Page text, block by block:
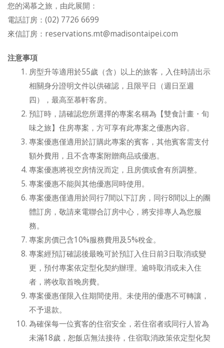
您的渴慕之旅，由此展開：
電話訂房：(02) 7726 6699
來信訂房： reservations.mt@madisontaipei.com
注意事項
房型升等適用於55歲（含）以上的旅客，入住時請出示
相關身分證明文件以供確認，且限平日（週日至週
四），最高至慕軒客房。
預訂時，請確認您所選擇的專案名稱為【雙食計畫・旬
味之旅】住房專案，方可享有此專案之優惠內容。
專案優惠僅適用於訂購此專案的賓客，其他賓客需支付
額外費用，且不含專案附贈商品或優惠。
專案優惠將視空房情況而定，且房價或會有所調整。
專案優惠不能與其他優惠同時使用。
專案優惠僅適用於同行7間以下訂房，同行8間以上的團
體訂房，敬請來電聯合訂房中心，將安排專人為您服
務。
專案房價已含10%服務費用及5%稅金。
專案經預訂確認後最晚可於預訂入住日前3日取消或變
更，預付專案依定型化契約辦理。逾時取消或未入住
者，將收取首晚房費。
專案優惠僅限入住期間使用。未使用的優惠不可轉讓，
不予退款。
為確保每一位賓客的住宿安全，若住宿者或同行人皆為
未滿18歲，恕飯店無法接待，住宿取消政策依定型化契